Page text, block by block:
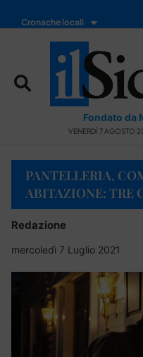
Cronache locali
Fondato da
VENERDÌ 7 AGOSTO
PANTELLERIA,
ABITAZIONE: TRE
Redazione
mercoledì 7 Luglio 2021